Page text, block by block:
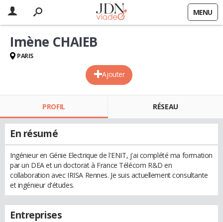
MENU
Ajouter
Imène CHAIEB
PARIS
PROFIL RÉSEAU
En résumé
Ingénieur en Génie Electrique de l'ENIT, j'ai complété ma formation
par un DEA et un doctorat à France Télécom R&D en
collaboration avec IRISA Rennes. Je suis actuellement consultante
et ingénieur d'études.
Entreprises